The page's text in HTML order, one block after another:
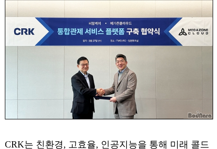
CRK는 친환경, 고효율, 인공지능을 통해 미래 콜드